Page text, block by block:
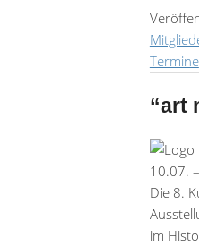
Termine
“art
10.07.
Die 8.
im